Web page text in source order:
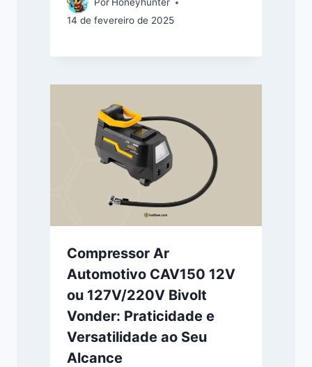
14 de fevereiro de 2025
Compressor Ar
Automotivo CAV150 12V
ou 127V/220V Bivolt
Vonder: Praticidade e
Versatilidade ao Seu
Alcance